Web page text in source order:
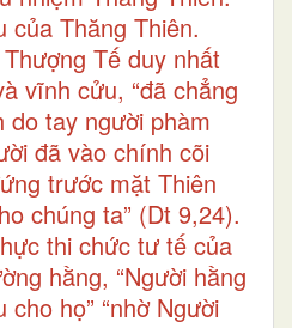
của Thăng Thiên.
Tế duy nhất
vĩnh cửu, “đã chẳng
do tay người phàm
đã vào chính cõi
trước mặt Thiên
chúng ta” (Dt 9,24).
thi chức tư tế của
hằng, “Người hằng
họ” “nhờ Người